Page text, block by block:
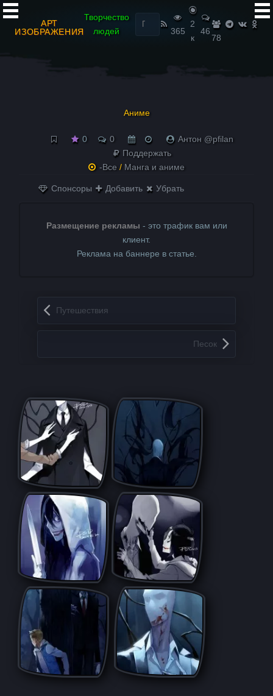
АРТ
ИЗОБРАЖЕНИЯ
Творчество
людей
Найти:
365
2
к
46
78
Аниме
0 0
Антон @pfilan
Поддержать
-Все / Манга и аниме
Спонсоры Добавить Убрать
Размещение рекламы - это трафик вам или
клиент.
Реклама на баннере в статье.
Запись навигация
Путешествия
Песок